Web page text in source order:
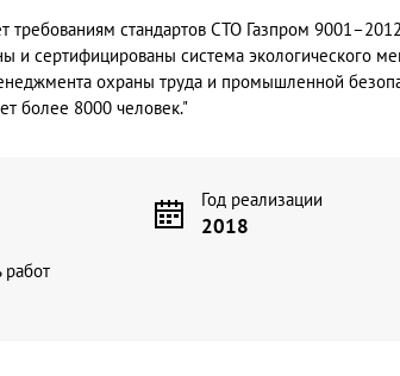
требованиям стандартов СТО Газпром
сертифицированы система экологического
охраны труда и промышленной
более 8000 человек."
Год реализации
2018
работ